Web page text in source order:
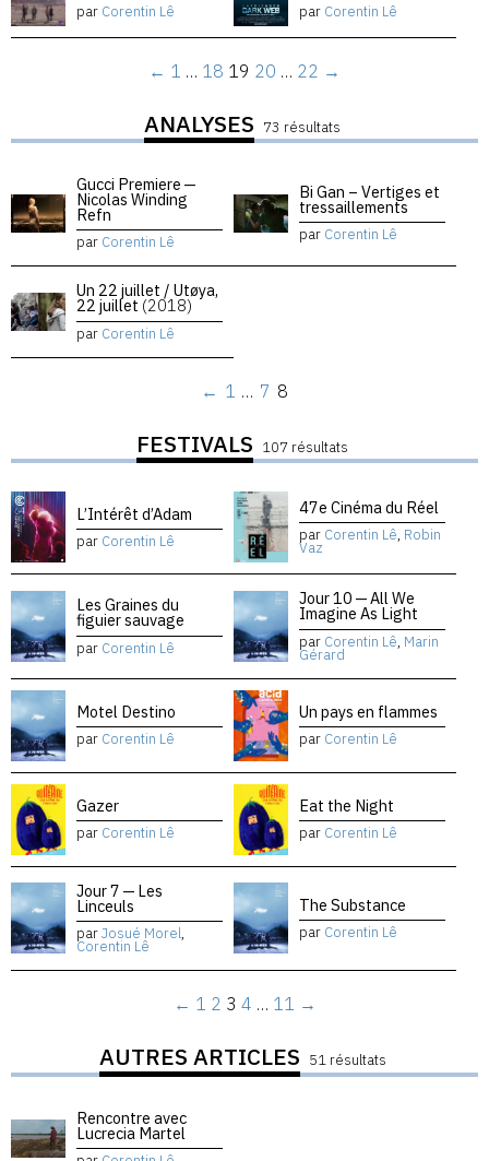
par Corentin Lê par Corentin Lê
← 1 … 18 19 20 … 22 →
ANALYSES 73 résultats
Gucci Premiere —
Nicolas Winding
Refn
par Corentin Lê
Bi Gan – Vertiges et
tressaillements
par Corentin Lê
Un 22 juillet / Utøya,
22 juillet (2018)
par Corentin Lê
← 1 … 7 8
FESTIVALS 107 résultats
L’Intérêt d’Adam
par Corentin Lê
47e Cinéma du Réel
par Corentin Lê, Robin
Vaz
Les Graines du
figuier sauvage
par Corentin Lê
Jour 10 — All We
Imagine As Light
par Corentin Lê, Marin
Gérard
Motel Destino
par Corentin Lê
Un pays en flammes
par Corentin Lê
Gazer
par Corentin Lê
Eat the Night
par Corentin Lê
Jour 7 — Les
Linceuls
parJosué Morel,
Corentin Lê
The Substance
par Corentin Lê
← 1 2 3 4 … 11 →
AUTRES ARTICLES 51 résultats
Rencontre avec
Lucrecia Martel